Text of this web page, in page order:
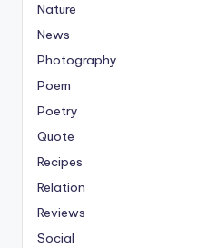
Nature
News
Photography
Poem
Poetry
Quote
Recipes
Relation
Reviews
Social